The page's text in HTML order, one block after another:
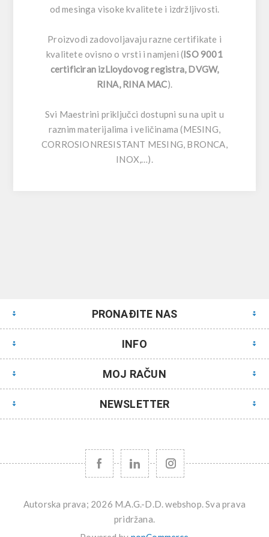
od mesinga visoke kvalitete i izdržljivosti.
Proizvodi zadovoljavaju razne certifikate i
kvalitete ovisno o vrsti i namjeni (ISO 9001
certificiran izLloydovog registra, DVGW,
RINA, RINA MAC).
Svi Maestrini priključci dostupni su na upit u
raznim materijalima i veličinama (MESING,
CORROSIONRESISTANT MESING, BRONCA,
INOX,…).
PRONAĐITE NAS
INFO
MOJ RAČUN
NEWSLETTER
Autorska prava; 2026 M.A.G.-D.D. webshop. Sva prava
pridržana.